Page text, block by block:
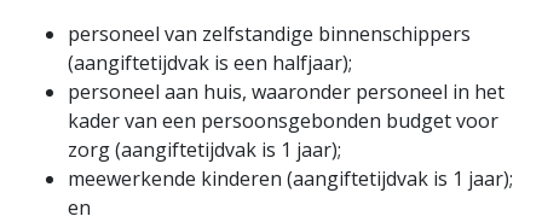
personeel van zelfstandige binnenschippers
(aangiftetijdvak is een halfjaar);
personeel aan huis, waaronder personeel in het
kader van een persoonsgebonden budget voor
zorg (aangiftetijdvak is 1 jaar);
meewerkende kinderen (aangiftetijdvak is 1 jaar);
en